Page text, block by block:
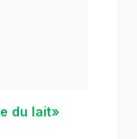
du lait»